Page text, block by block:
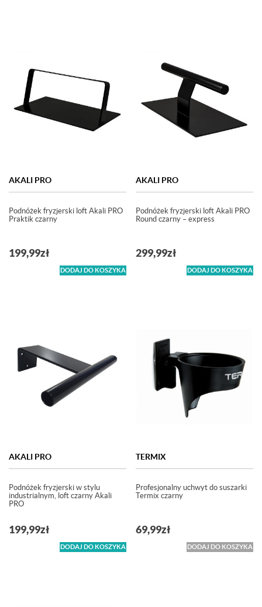
AKALI PRO
Podnóżek fryzjerski loft Akali PRO
Praktik czarny
199,99zł
DODAJ DO KOSZYKA
AKALI PRO
Podnóżek fryzjerski loft Akali PRO
Round czarny – express
299,99zł
DODAJ DO KOSZYKA
AKALI PRO
Podnóżek fryzjerski w stylu
industrialnym, loft czarny Akali
PRO
199,99zł
DODAJ DO KOSZYKA
TERMIX
Profesjonalny uchwyt do suszarki
Termix czarny
69,99zł
DODAJ DO KOSZYKA